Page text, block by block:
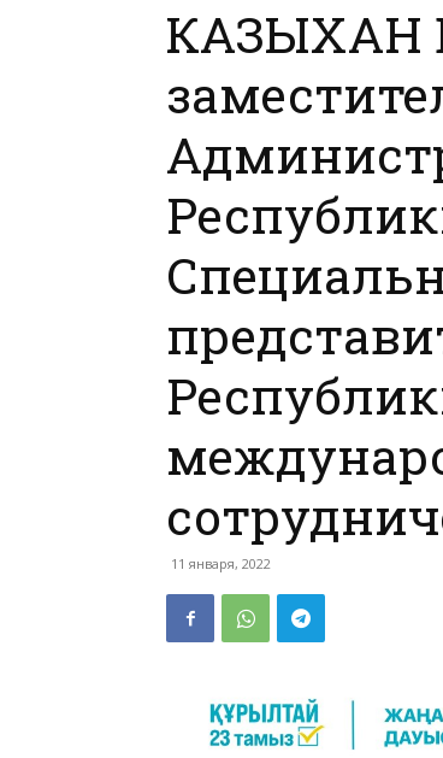
КАЗЫХАН
11 января, 2022